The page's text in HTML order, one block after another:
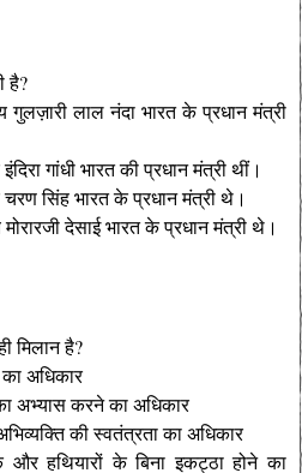
है?
लाल नंदा भारत के प्रधान मंत्री
गांधी भारत की प्रधान मंत्री थीं।
सिंह भारत के प्रधान मंत्री थे।
देसाई भारत के प्रधान मंत्री थे।
मिलान है?
अधिकार
अभ्यास करने का अधिकार
की स्वतंत्रता का अधिकार
हथियारों के बिना इकट्ठा होने का